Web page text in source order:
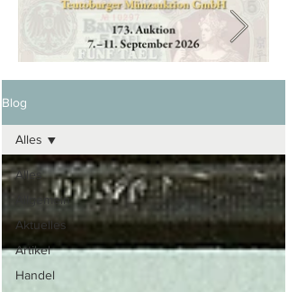
Blog
Alles
Allgemein
Aktuelles
Artikel
Handel
Alles